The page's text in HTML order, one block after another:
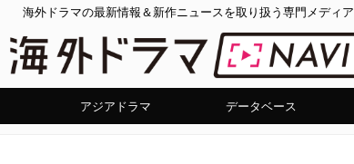
海外ドラマの最新情報＆新作ニュースを取り扱う専門メディア
アジアドラマ データベース